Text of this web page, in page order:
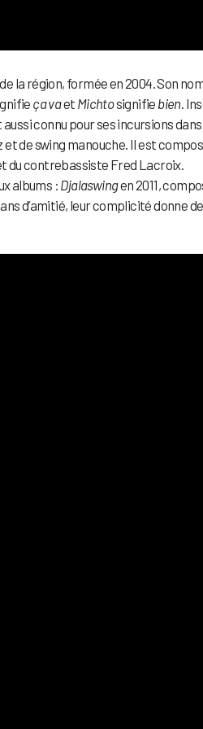
la région, formée en 2004. Son
ça vaet Michtosignifie bien.
connu pour ses incursions dans
de swing manouche. Il est
du contrebassiste Fred Lacroix.
albums : Djalaswingen 2011,
d’amitié, leur complicité donne